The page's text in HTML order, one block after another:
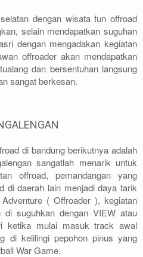
dengan wisata fun offroad
selain mendapatkan suguhan
dengan mengadakan kegiatan
offroader akan mendapatkan
dan bersentuhan langsung
sangat berkesan.
di bandung berikutnya adalah
sangatlah menarik untuk
offroad, pemandangan yang
di daerah lain menjadi daya tarik
( Offroader ), kegiatan
di suguhkan dengan VIEW atau
ketika mulai masuk track awal
di kelilingi pepohon pinus yang
War Game.